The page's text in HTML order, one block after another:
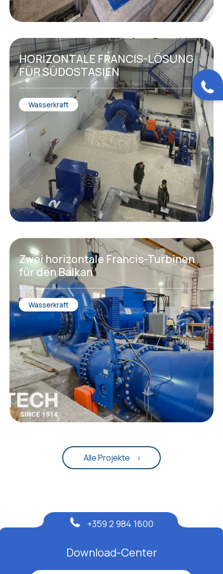
HORIZONTALE FRANCIS-LÖSUNG
FÜR SÜDOSTASIEN
Wasserkraft
Zwei horizontale Francis-Turbinen
für den Balkan
Wasserkraft
Alle Projekte
Download-Center
+359 2 984 1600